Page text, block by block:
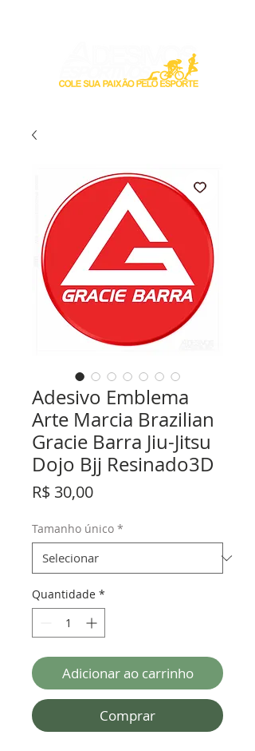
Adesivo Emblema
Arte Marcia Brazilian
Gracie Barra Jiu-Jitsu
Dojo Bjj Resinado3D
R$ 30,00Preço
Tamanho único *
Quantidade *
Adicionar ao carrinho
Comprar